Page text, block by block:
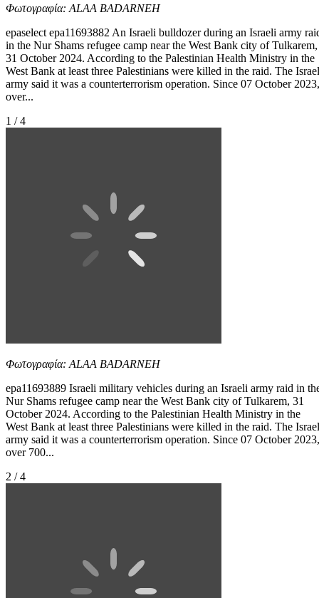
Φωτογραφία: ALAA BADARNEH
epaselect epa11693882 An Israeli bulldozer during an Israeli army
in the Nur Shams refugee camp near the West Bank city of Tulkarem,
31 October 2024. According to the Palestinian Health Ministry in the
West Bank at least three Palestinians were killed in the raid. The
army said it was a counterterrorism operation. Since 07 October 2023,
over...
1 / 4
Φωτογραφία: ALAA BADARNEH
epa11693889 Israeli military vehicles during an Israeli army raid in
Nur Shams refugee camp near the West Bank city of Tulkarem, 31
October 2024. According to the Palestinian Health Ministry in the
West Bank at least three Palestinians were killed in the raid. The
army said it was a counterterrorism operation. Since 07 October 2023,
over 700...
2 / 4